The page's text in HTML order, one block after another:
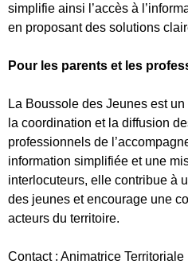
simplifie ainsi l’accès à
en proposant des solutions
Pour les parents et les
La Boussole des Jeunes est
la coordination et la diffusion
professionnels de
information simplifiée et une
interlocuteurs, elle contribue à
des jeunes et encourage une
acteurs du territoire.
Contact : Animatrice